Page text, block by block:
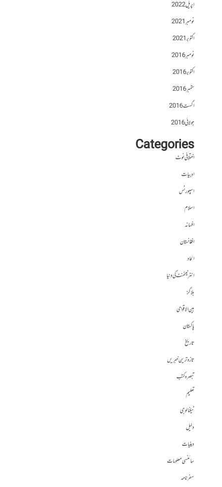
اپریل 2022
نومبر 2021
اکتوبر 2021
نومبر 2016
اکتوبر 2016
ستمبر 2016
اگست 2016
جولائی 2016
Categories
اختلافی نوٹ
ادبیات
اسپورٹس
اسلام
افسانہ
افغانستان
الحاد
انٹرٹینمنٹ کی دنیا
بلاگز
بین الاقوامی
پاکستان
تاریخ
تازہ ترین خبریں
تبصرہ کتب
تعلیم
ٹیکنالوجی
دلیل
دینیات
سائنسی معلومات
سفرنامہ